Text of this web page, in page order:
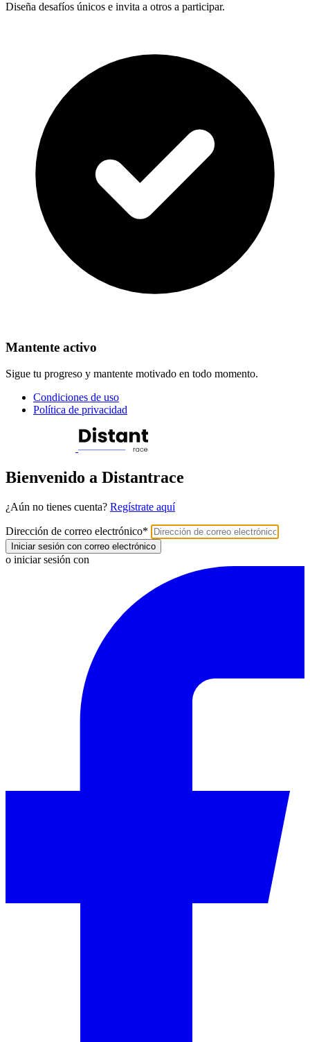
Diseña desafíos únicos e invita a otros a participar.
Mantente activo
Sigue tu progreso y mantente motivado en todo momento.
Condiciones de uso
Política de privacidad
Bienvenido a Distantrace
¿Aún no tienes cuenta? Regístrate aquí
Dirección de correo electrónico*
Iniciar sesión con correo electrónico
o iniciar sesión con